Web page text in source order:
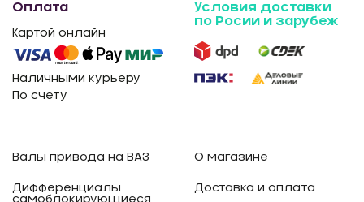
Оплата
Картой онлайн
Наличными курьеру
По счету
Условия доставки
по Росии и зарубеж
Валы привода на ВАЗ
Дифференциалы
самоблокирующиеся
О магазине
Доставка и оплата